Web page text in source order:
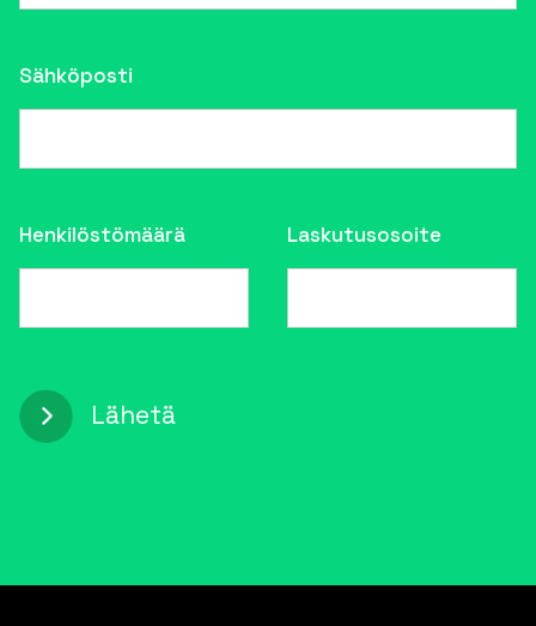
Sähköposti
Henkilöstömäärä Laskutusosoite